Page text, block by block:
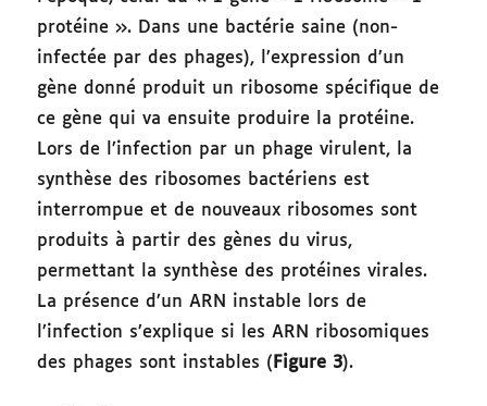
protéine ». Dans une bactérie saine (non-
infectée par des phages), l’expression d’un
gène donné produit un ribosome spécifique de
ce gène qui va ensuite produire la protéine.
Lors de l’infection par un phage virulent, la
synthèse des ribosomes bactériens est
interrompue et de nouveaux ribosomes sont
produits à partir des gènes du virus,
permettant la synthèse des protéines virales.
La présence d’un ARN instable lors de
l’infection s’explique si les ARN ribosomiques
des phages sont instables ( Figure 3).